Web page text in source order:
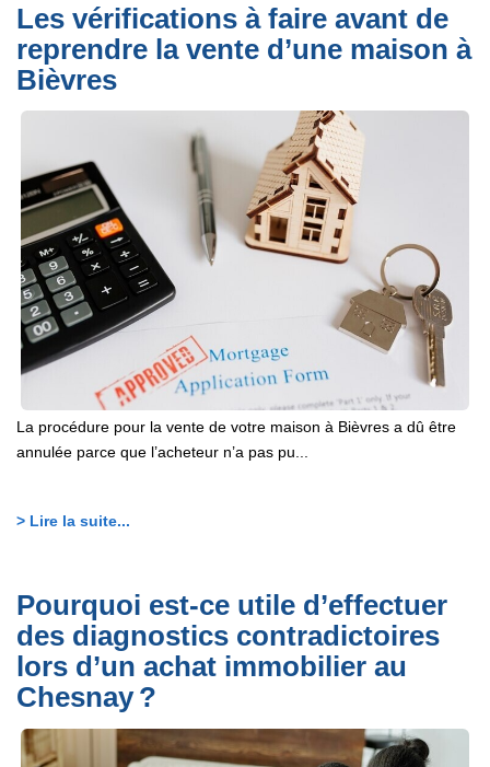
Les vérifications à faire avant de
reprendre la vente d’une maison à
Bièvres
La procédure pour la vente de votre maison à Bièvres a dû être
annulée parce que l’acheteur n’a pas pu...
> Lire la suite...
Pourquoi est-ce utile d’effectuer
des diagnostics contradictoires
lors d’un achat immobilier au
Chesnay ?